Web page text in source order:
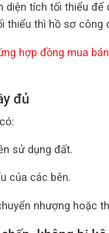
diện tích tối thiểu
thiểu thì hồ sơ công
hợp đồng mua
đủ
sử dụng đất.
của các bên.
nhượng hoặc